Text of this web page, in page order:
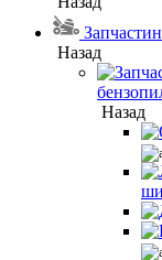
Назад
Назад